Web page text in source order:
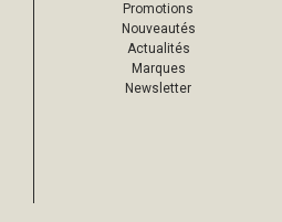
Promotions
Nouveautés
Actualités
Marques
Newsletter